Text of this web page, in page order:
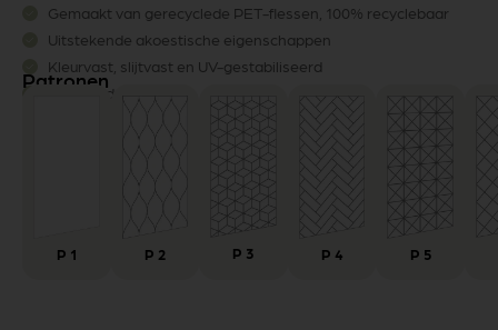
Gemaakt van gerecyclede PET-flessen, 100% recyclebaar
Uitstekende akoestische eigenschappen
Kleurvast, slijtvast en UV-gestabiliseerd
Mooi en duurzaam
Patronen
P 1 P 2 P 3 P 4 P 5